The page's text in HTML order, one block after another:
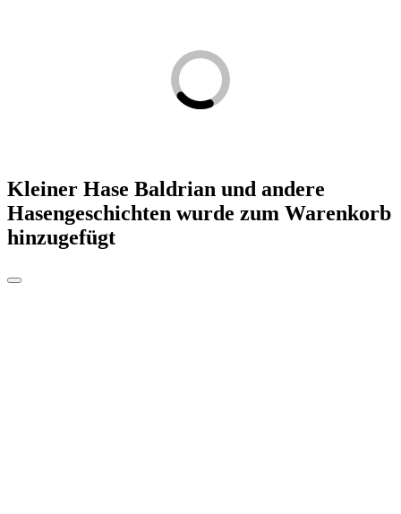
Kleiner Hase Baldrian und andere
Hasengeschichten wurde zum Warenkorb
hinzugefügt